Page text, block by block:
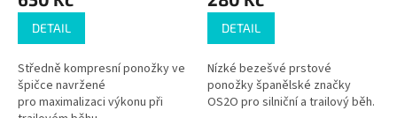
DETAIL
Středně kompresní ponožky ve
špičce navržené
pro maximalizaci výkonu při
DETAIL
Nízké bezešvé prstové
ponožky španělské značky
OS2O pro silniční a trailový běh.